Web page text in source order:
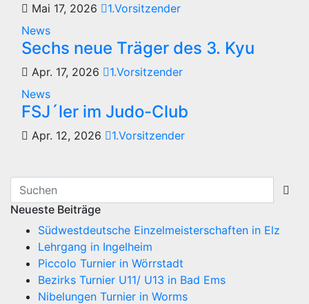
Mai 17, 2026
1.Vorsitzender
News
Sechs neue Träger des 3. Kyu
Apr. 17, 2026
1.Vorsitzender
News
FSJ´ler im Judo-Club
Apr. 12, 2026 1.Vorsitzender
Neueste Beiträge
Südwestdeutsche Einzelmeisterschaften in Elz
Lehrgang in Ingelheim
Piccolo Turnier in Wörrstadt
Bezirks Turnier U11/ U13 in Bad Ems
Nibelungen Turnier in Worms